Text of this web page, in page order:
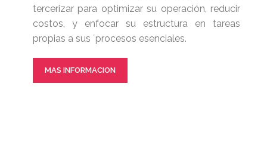
tercerizar para optimizar su operación, reducir
costos, y enfocar su estructura en tareas
propias a sus ´procesos esenciales.
MAS INFORMACION